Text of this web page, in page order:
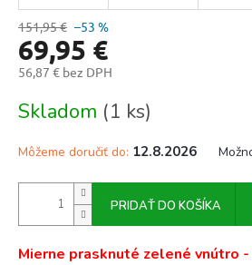
151,95 € –53 %
69,95 €
56,87 € bez DPH
cena:
Skladom (1 ks)
Môžeme doručiť do: 12.8.2026
PRIDAŤ DO KOŠÍKA
Mierne prasknuté zelené vnútro